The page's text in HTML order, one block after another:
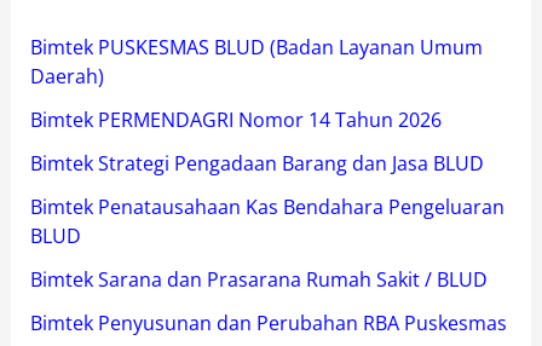
Bimtek PUSKESMAS BLUD (Badan Layanan Umum
Daerah)
Bimtek PERMENDAGRI Nomor 14 Tahun 2026
Bimtek Strategi Pengadaan Barang dan Jasa BLUD
Bimtek Penatausahaan Kas Bendahara Pengeluaran
BLUD
Bimtek Sarana dan Prasarana Rumah Sakit / BLUD
Bimtek Penyusunan dan Perubahan RBA Puskesmas